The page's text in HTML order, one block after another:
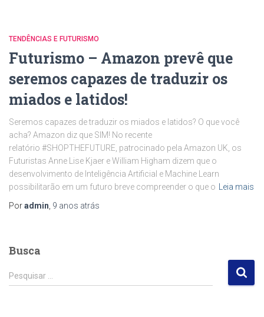
TENDÊNCIAS E FUTURISMO
Futurismo – Amazon prevê que
seremos capazes de traduzir os
miados e latidos!
Seremos capazes de traduzir os miados e latidos? O que você
acha? Amazon diz que SIM! No recente
relatório #SHOPTHEFUTURE, patrocinado pela Amazon UK, os
Futuristas Anne Lise Kjaer e William Higham dizem que o
desenvolvimento de Inteligência Artificial e Machine Learn
possibilitarão em um futuro breve compreender o que o Leia mais
Poradmin, 9 anos atrás
Busca
P
e
Pesquisar …